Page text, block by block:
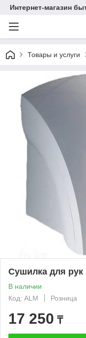
Интернет-магазин
Товары и услуги
Сушилка для рук
В наличии
Код: ALM
Розница
17 250 ₸